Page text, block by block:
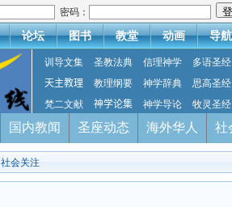
密码：
论坛 图书 教堂 动画 导航
训导文集 圣教法典 信理神学
多语圣经
天主教理
教理纲要 神学辞典
思高圣经
梵二文献
神学论集 神学导论 牧灵圣经
国内教闻 圣座动态 海外华人 社
社会关注